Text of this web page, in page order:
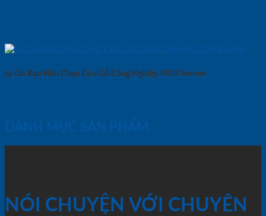
Lý Do Bạn Nên Chọn Cửa Gỗ Công Nghiệp MDF Veneer
DANH MỤC SẢN PHẨM
NÓI CHUYỆN VỚI CHUYÊN